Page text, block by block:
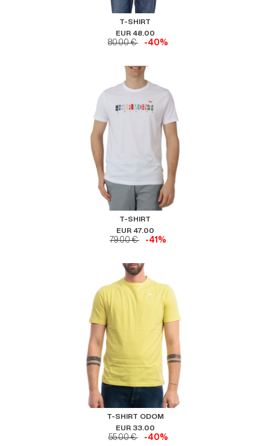
T-SHIRT
EUR 48.00
80.00 € -40%
T-SHIRT
EUR 47.00
79.00 € -41%
T-SHIRT ODOM
EUR 33.00
55.00 € -40%